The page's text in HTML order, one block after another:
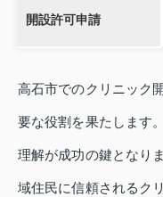
開設許可申請
高石市でのクリニック
要な役割を果たします
理解が成功の鍵となり
域住民に信頼されるク